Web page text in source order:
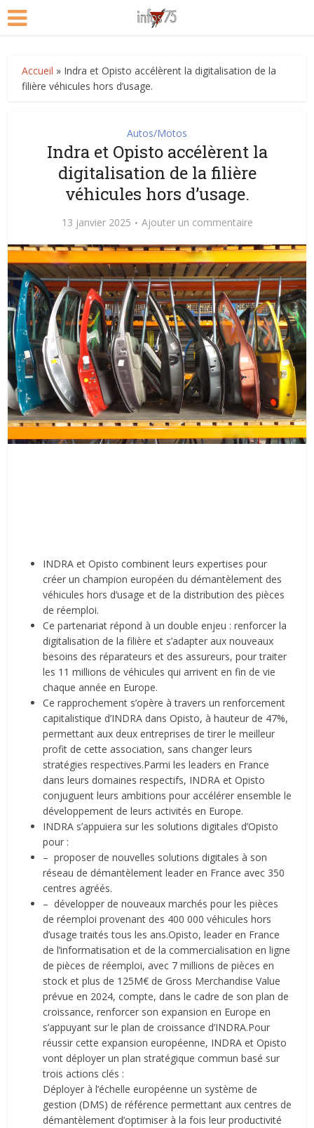
Accueil » Indra et Opisto accélèrent la digitalisation de la
filière véhicules hors d’usage.
Autos/Motos
Indra et Opisto accélèrent la
digitalisation de la filière
véhicules hors d’usage.
13 janvier 2025 Ajouter un commentaire
INDRA et Opisto combinent leurs expertises pour
créer un champion européen du démantèlement des
véhicules hors d’usage et de la distribution des pièces
de réemploi.
Ce partenariat répond à un double enjeu : renforcer la
digitalisation de la filière et s’adapter aux nouveaux
besoins des réparateurs et des assureurs, pour traiter
les 11 millions de véhicules qui arrivent en fin de vie
chaque année en Europe.
Ce rapprochement s’opère à travers un renforcement
capitalistique d’INDRA dans Opisto, à hauteur de 47%,
permettant aux deux entreprises de tirer le meilleur
profit de cette association, sans changer leurs
stratégies respectives.Parmi les leaders en France
dans leurs domaines respectifs, INDRA et Opisto
conjuguent leurs ambitions pour accélérer ensemble le
développement de leurs activités en Europe.
INDRA s’appuiera sur les solutions digitales d’Opisto
pour :
– proposer de nouvelles solutions digitales à son
réseau de démantèlement leader en France avec 350
centres agréés.
– développer de nouveaux marchés pour les pièces
de réemploi provenant des 400 000 véhicules hors
d’usage traités tous les ans.Opisto, leader en France
de l’informatisation et de la commercialisation en ligne
de pièces de réemploi, avec 7 millions de pièces en
stock et plus de 125M€ de Gross Merchandise Value
prévue en 2024, compte, dans le cadre de son plan de
croissance, renforcer son expansion en Europe en
s’appuyant sur le plan de croissance d’INDRA.Pour
réussir cette expansion européenne, INDRA et Opisto
vont déployer un plan stratégique commun basé sur
trois actions clés :
Déployer à l’échelle européenne un système de
gestion (DMS) de référence permettant aux centres de
démantèlement d’optimiser à la fois leur productivité